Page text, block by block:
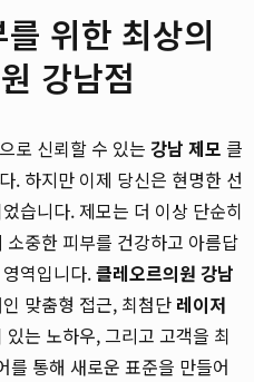
위한 최상의
강남점
로 신뢰할 수 있는 강남 제모 클
. 하지만 이제 당신은 현명한 선
습니다. 제모는 더 이상 단순히
중한 피부를 건강하고 아름답
역입니다.클레오르의원 강남
맞춤형 접근, 최첨단 레이저
는 노하우, 그리고 고객을 최
를 통해 새로운 표준을 만들어